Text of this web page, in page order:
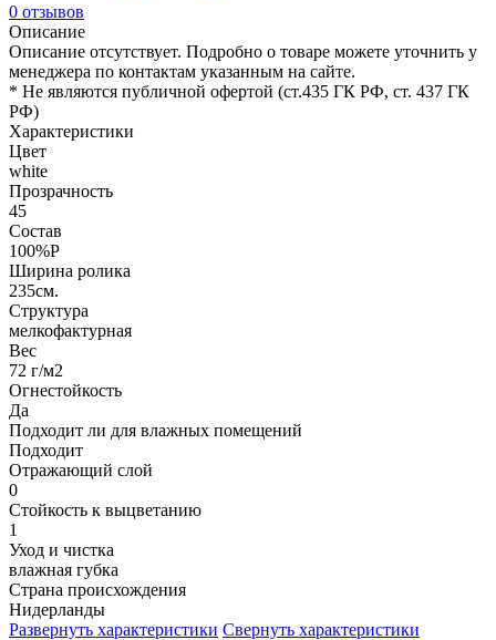
0 отзывов
Описание
Описание отсутствует. Подробно о товаре можете уточнить у
менеджера по контактам указанным на сайте.
* Не являются публичной офертой (ст.435 ГК РФ, cт. 437 ГК
РФ)
Характеристики
Цвет
white
Прозрачность
45
Состав
100%P
Ширина ролика
235см.
Структура
мелкофактурная
Вес
72 г/м2
Огнестойкость
Да
Подходит ли для влажных помещений
Подходит
Отражающий слой
0
Стойкость к выцветанию
1
Уход и чистка
влажная губка
Страна происхождения
Нидерланды
Развернуть характеристики Свернуть характеристики